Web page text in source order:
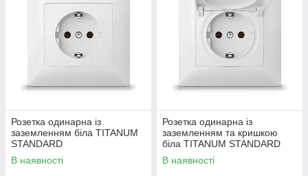
Розетка одинарна із
заземленням біла TITANUM
STANDARD
В наявності
Розетка одинарна із
заземленням та кришкою
біла TITANUM STANDARD
В наявності